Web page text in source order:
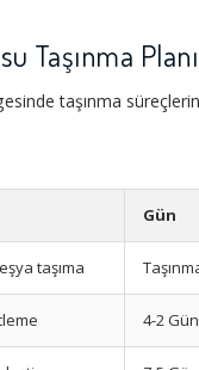
Taşınma Planı
taşınma
Gün
taşıma
4-2